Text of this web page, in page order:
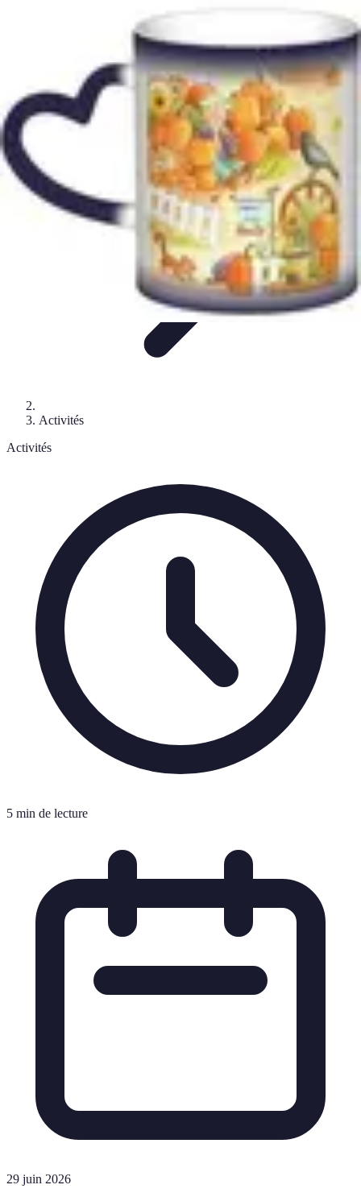
Cuisine et Santé
DIY & Décoration
Citrouilles et Fantômes
Activités
Activités
5 min de lecture
29 juin 2026